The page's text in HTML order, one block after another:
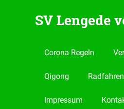
SV Lengede
Verein
Corona Regeln
Qigong Radfahren
Impressum